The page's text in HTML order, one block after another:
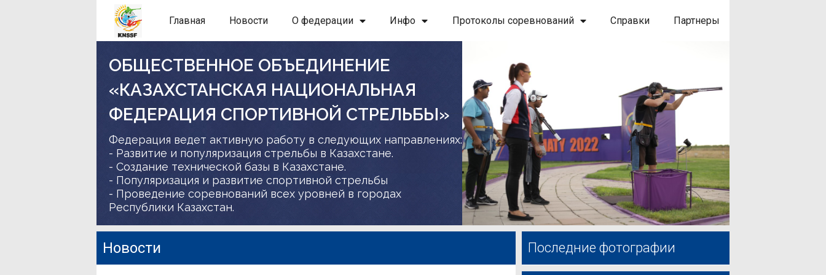
Главная Новости О федерации Инфо Протоколы соревнований Справки Партнеры
ОБЩЕСТВЕННОЕ ОБЪЕДИНЕНИЕ
«КАЗАХСТАНСКАЯ НАЦИОНАЛЬНАЯ
ФЕДЕРАЦИЯ СПОРТИВНОЙ СТРЕЛЬБЫ»
Федерация ведет активную работу в следующих направлениях:
- Развитие и популяризация стрельбы в Казахстане.
- Создание технической базы в Казахстане.
- Популяризация и развитие спортивной стрельбы
- Проведение соревнований всех уровней в городах
Республики Казахстан.
Новости Последние фотографии